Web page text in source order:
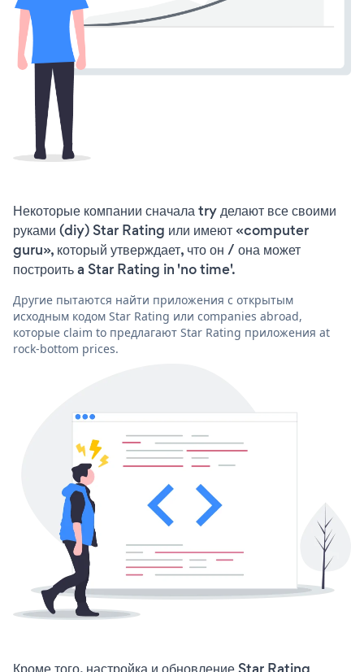
Некоторые компании сначала try делают все своими
руками (diy) Star Rating или имеют «computer
guru», который утверждает, что он / она может
построить a Star Rating in 'no time'.
Другие пытаются найти приложения с открытым
исходным кодом Star Rating или companies abroad,
которые claim to предлагают Star Rating приложения at
rock-bottom prices.